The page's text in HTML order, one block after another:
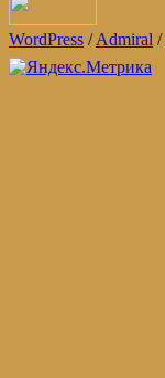
WordPress /Admiral /